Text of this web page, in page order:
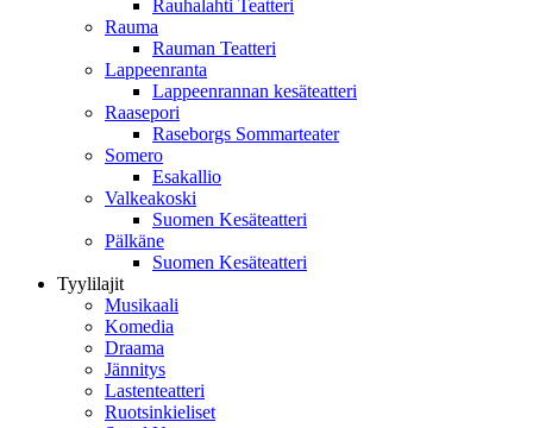
Rauhalahti Teatteri
Rauma
Rauman Teatteri
Lappeenranta
Lappeenrannan kesäteatteri
Raasepori
Raseborgs Sommarteater
Somero
Esakallio
Valkeakoski
Suomen Kesäteatteri
Pälkäne
Suomen Kesäteatteri
Tyylilajit
Musikaali
Komedia
Draama
Jännitys
Lastenteatteri
Ruotsinkieliset